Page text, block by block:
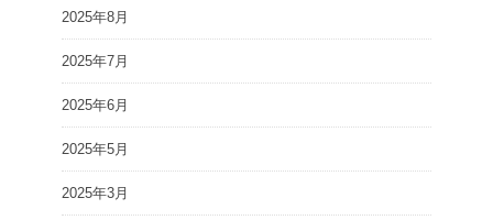
2025年8月
2025年7月
2025年6月
2025年5月
2025年3月